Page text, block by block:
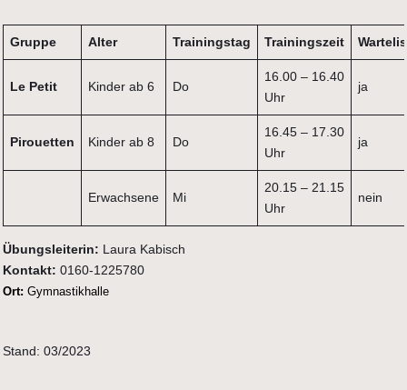
Gruppe Alter Trainingstag Trainingszeit
Le Petit Kinder ab 6 Do
16.00 – 16.40
Uhr
ja
Pirouetten Kinder ab 8 Do
16.45 – 17.30
Uhr
ja
Erwachsene Mi
20.15 – 21.15
Uhr
nein
Übungsleiterin: Laura Kabisch
Kontakt: 0160-1225780
Ort: Gymnastikhalle
Stand: 03/2023